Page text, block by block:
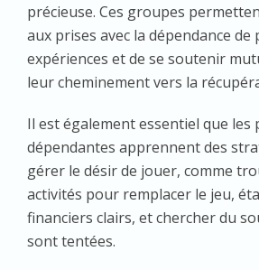
précieuse. Ces groupes
aux prises avec la dépendance
expériences et de se soutenir
leur cheminement vers la
Il est également essentiel que les
dépendantes apprennent des
gérer le désir de jouer, comme
activités pour remplacer le jeu,
financiers clairs, et chercher du
sont tentées.